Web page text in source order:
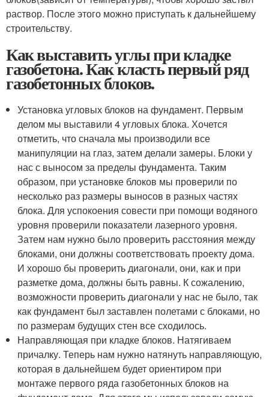
раствор. После этого можно приступать к дальнейшему
строительству.
Как выставить углы при кладке
газобетона. Как класть первый ряд
газобетонных блоков.
Установка угловых блоков на фундамент. Первым
делом мы выставили 4 угловых блока. Хочется
отметить, что сначала мы производили все
манипуляции на глаз, затем делали замеры. Блоки у
нас с выносом за пределы фундамента. Таким
образом, при установке блоков мы проверили по
несколько раз размеры выносов в разных частях
блока. Для успокоения совести при помощи водяного
уровня проверили показатели лазерного уровня.
Затем нам нужно было проверить расстояния между
блоками, они должны соответствовать проекту дома.
И хорошо бы проверить диагонали, они, как и при
разметке дома, должны быть равны. К сожалению,
возможности проверить диагонали у нас не было, так
как фундамент был заставлен полетами с блоками, но
по размерам будущих стен все сходилось.
Направляющая при кладке блоков. Натягиваем
причалку. Теперь нам нужно натянуть направляющую,
которая в дальнейшем будет ориентиром при
монтаже первого ряда газобетонных блоков на